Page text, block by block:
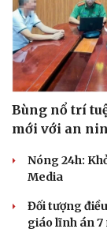
Bùng nổ trí
mới với an
Nóng 24h:
Media
Đối tượng
giáo lĩnh án